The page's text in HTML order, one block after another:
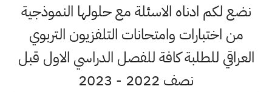
نضع لكم ادناه الاسئلة مع حلولها النموذجية
من اختبارات وامتحانات التلفزيون التربوي
العراقي للطلبة كافة للفصل الدراسي الاول قبل
نصف 2022 - 2023